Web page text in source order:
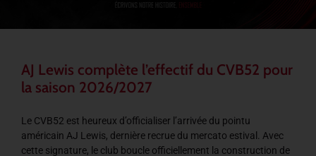
AJ Lewis complète l’effectif du CVB52 pour
la saison 2026/2027
Le CVB52 est heureux d’officialiser l’arrivée du pointu
américain AJ Lewis, dernière recrue du mercato estival. Avec
cette signature, le club boucle officiellement la construction de